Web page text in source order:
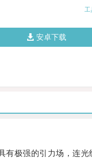
工
安卓下载
极强的引力场，连光